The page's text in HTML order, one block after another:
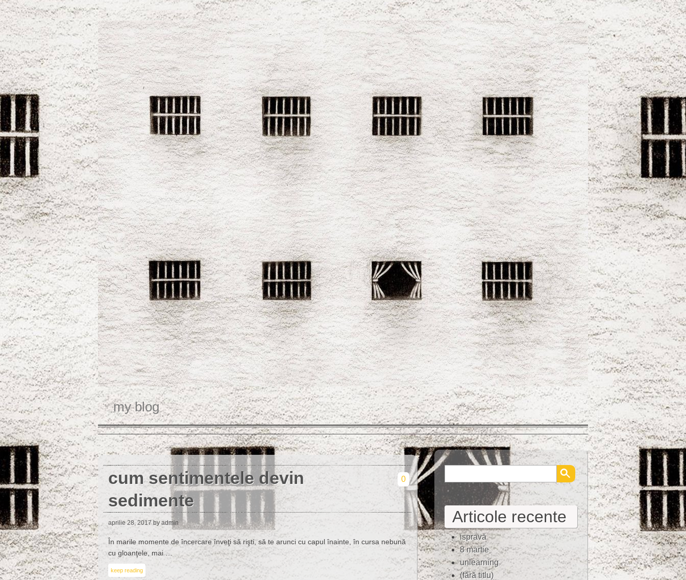
my blog
cum sentimentele devin
sedimente
0
aprilie 28, 2017by admin
În marile momente de încercare înveţi să rişti, să te arunci cu capul înainte, în cursa nebună
cu gloanţele, mai …
keep reading
Articole recente
ispravă
8 martie
unlearning
(fără titlu)